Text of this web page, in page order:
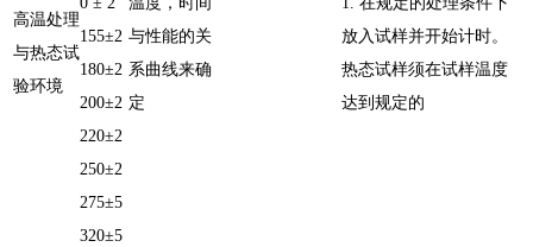
高温处理
与热态试
验环境
155±2
180±2
200±2
220±2
250±2
275±5
320±5
与性能的关
系曲线来确
定
放入试样并开始计时。
热态试样须在试样温度
达到规定的